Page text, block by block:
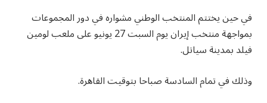
في حين يختتم المنتخب الوطني مشواره في دور المجموعات
بمواجهة منتخب إيران يوم السبت 27 يونيو على ملعب لومين
فيلد بمدينة سياتل.
وذلك في تمام السادسة صباحا بتوقيت القاهرة.